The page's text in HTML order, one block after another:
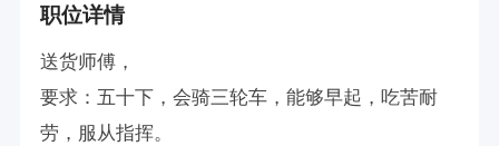
职位详情
送货师傅，
要求：五十下，会骑三轮车，能够早起，吃苦耐
劳，服从指挥。